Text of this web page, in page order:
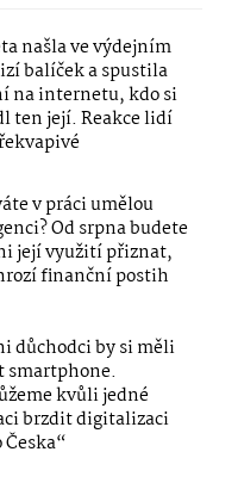
našla ve výdejním
balíček a spustila
na internetu, kdo si
ten její. Reakce lidí
v práci umělou
Od srpna budete
její využití přiznat,
finanční postih
důchodci by si měli
smartphone.
kvůli jedné
brzdit digitalizaci